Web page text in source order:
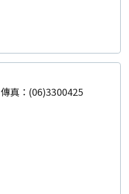
傳真：(06)3300425